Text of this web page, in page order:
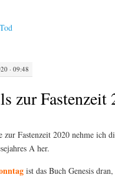
· 09:48
zur Fastenzeit
Fastenzeit 2020 nehme ich
A her.
ist das Buch Genesis